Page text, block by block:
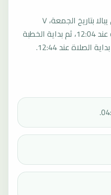
موعد صلاة الجمعة القادمة في يبالا بتاريخ الجمعة، ٧
أغسطس ٢٠٢٦ يبدأ بأذان الجمعة عند 12:04، ثم بداية الخطبة